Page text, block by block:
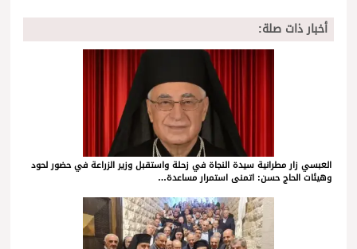
أخبار ذات صلة:
العبسي زار مطرانية سيدة النجاة في زحلة واستقبل وزير الزراعة في حضور لحود
وهيئات الحاج حسن: اتمنى استمرار مساعدة…